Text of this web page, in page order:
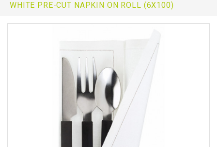
WHITE PRE-CUT NAPKIN ON ROLL (6X100)